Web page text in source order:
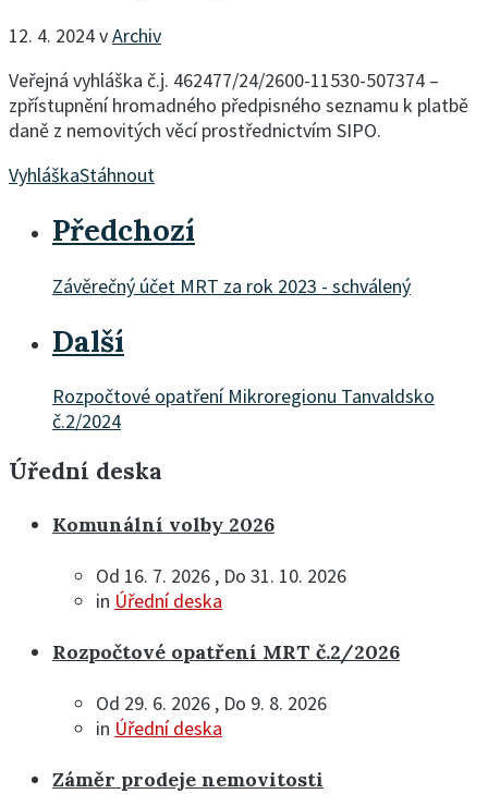
12. 4. 2024vArchiv
Veřejná vyhláška č.j. 462477/24/2600-11530-507374 –
zpřístupnění hromadného předpisného seznamu k platbě
daně z nemovitých věcí prostřednictvím SIPO.
VyhláškaStáhnout
Předchozí
Závěrečný účet MRT za rok 2023 - schválený
Další
Rozpočtové opatření Mikroregionu Tanvaldsko
č.2/2024
Úřední deska
Komunální volby 2026
Od 16. 7. 2026 , Do 31. 10. 2026
in Úřední deska
Rozpočtové opatření MRT č.2/2026
Od 29. 6. 2026 , Do 9. 8. 2026
in Úřední deska
Záměr prodeje nemovitosti